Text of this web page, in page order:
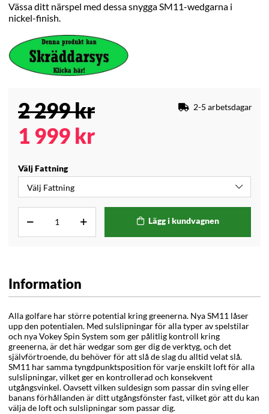
Vässa ditt närspel med dessa snygga SM11-wedgarna i
nickel-finish.
2 299kr
1 999 kr
2-5 arbetsdagar
Välj Fattning
Lägg i kundvagnen
Information
Alla golfare har större potential kring greenerna. Nya SM11 låser
upp den potentialen. Med sulslipningar för alla typer av spelstilar
och nya Vokey Spin System som ger pålitlig kontroll kring
greenerna, är det här wedgar som ger dig de verktyg, och det
självförtroende, du behöver för att slå de slag du alltid velat slå.
SM11 har samma tyngdpunktsposition för varje enskilt loft för alla
sulslipningar, vilket ger en kontrollerad och konsekvent
utgångsvinkel. Oavsett vilken suldesign som passar din sving eller
banans förhållanden är ditt utgångsfönster fast, vilket gör att du kan
välja de loft och sulslipningar som passar dig.